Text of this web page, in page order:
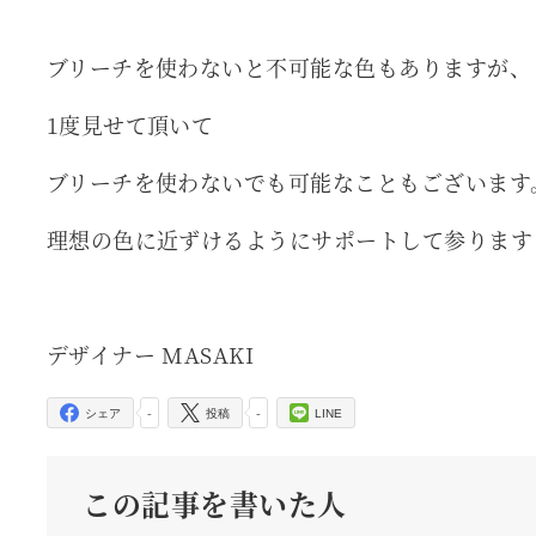
ブリーチを使わないと不可能な色もありますが、
1度見せて頂いて
ブリーチを使わないでも可能なこともございま
理想の色に近ずけるようにサポートして参りま
デザイナー MASAKI
-
シェア -
投稿 LINE
この記事を書いた人